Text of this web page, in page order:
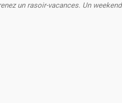
un rasoir-vacances. Un weekend